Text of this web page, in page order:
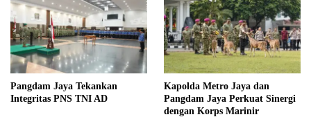
Pangdam Jaya Tekankan
Integritas PNS TNI AD
Kapolda Metro Jaya dan
Pangdam Jaya Perkuat Sinergi
dengan Korps Marinir